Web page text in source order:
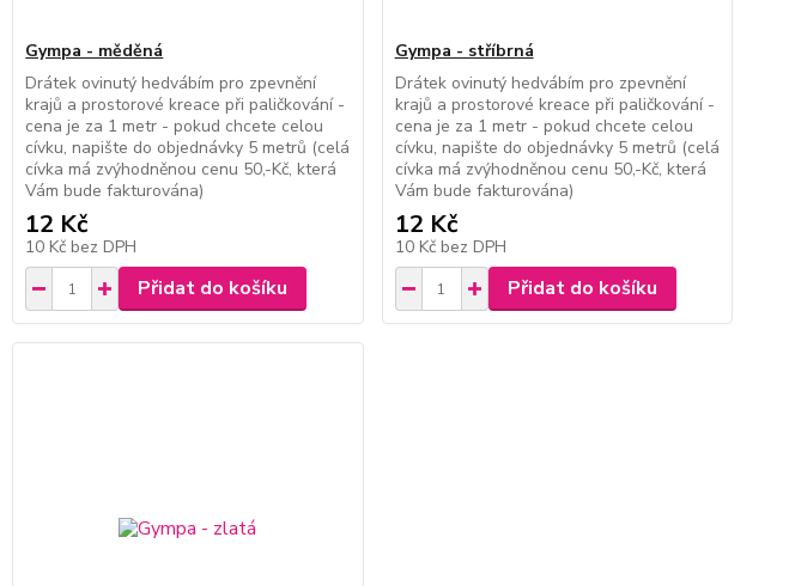
Gympa - měděná
Drátek ovinutý hedvábím pro zpevnění
krajů a prostorové kreace při paličkování -
cena je za 1 metr - pokud chcete celou
cívku, napište do objednávky 5 metrů (celá
cívka má zvýhodněnou cenu 50,-Kč, která
Vám bude fakturována)
12 Kč
10 Kč bez DPH
Přidat do košíku
Gympa - stříbrná
Drátek ovinutý hedvábím pro zpevnění
krajů a prostorové kreace při paličkování -
cena je za 1 metr - pokud chcete celou
cívku, napište do objednávky 5 metrů (celá
cívka má zvýhodněnou cenu 50,-Kč, která
Vám bude fakturována)
12 Kč
10 Kč bez DPH
Přidat do košíku